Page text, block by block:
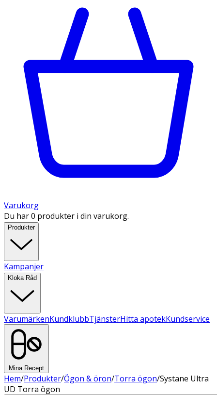
Varukorg
Du har 0 produkter i din varukorg.
Produkter
Kampanjer
Kloka Råd
VarumärkenKundklubbTjänsterHitta apotekKundservice
Mina Recept
Hem/Produkter/Ögon & öron/Torra ögon/Systane Ultra
UD Torra ögon